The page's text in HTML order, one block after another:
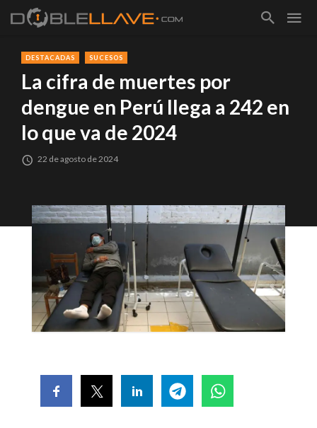
DESTACADAS SUCESOS
La cifra de muertes por
dengue en Perú llega a 242 en
lo que va de 2024
22 de agosto de 2024